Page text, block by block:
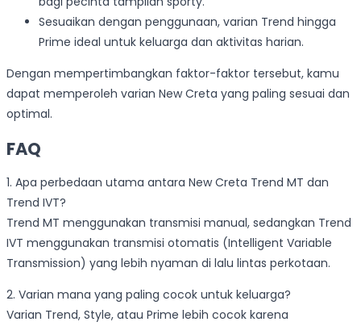
Sesuaikan dengan penggunaan, varian Trend hingga
Prime ideal untuk keluarga dan aktivitas harian.
Dengan mempertimbangkan faktor-faktor tersebut, kamu
dapat memperoleh varian New Creta yang paling sesuai dan
optimal.
FAQ
1. Apa perbedaan utama antara New Creta Trend MT dan
Trend IVT?
Trend MT menggunakan transmisi manual, sedangkan Trend
IVT menggunakan transmisi otomatis (Intelligent Variable
Transmission) yang lebih nyaman di lalu lintas perkotaan.
2. Varian mana yang paling cocok untuk keluarga?
Varian Trend, Style, atau Prime lebih cocok karena